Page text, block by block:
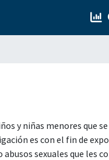
y niñas menores que
es con el fin de
sexuales que les